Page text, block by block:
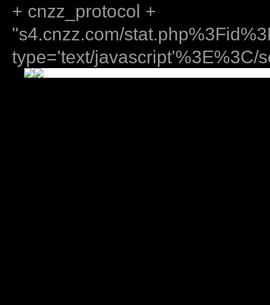
+ cnzz_protocol +
"s4.cnzz.com/
type='text/javascript'%3E%3C/